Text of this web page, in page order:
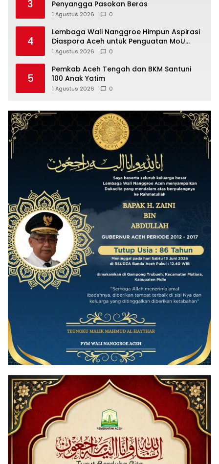
3 Penyangga Pasokan Beras
1 Agustus 2026 0
4
Lembaga Wali Nanggroe Himpun Aspirasi
Diaspora Aceh untuk Penguatan MoU
Helsinki dan UU 11/2006, Ini Hasilnya
1 Agustus 2026 0
5
Pemkab Aceh Tengah dan BKM Santuni
100 Anak Yatim
1 Agustus 2026 0